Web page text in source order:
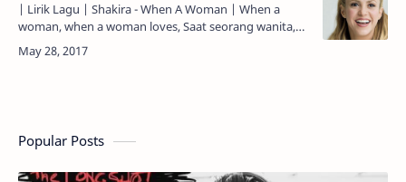
| Lirik Lagu | Shakira - When A Woman | When a
woman, when a woman loves, Saat seorang wanita,
saat seorang wanita mencintai, When a woman, when
a woman loves…
Popular Posts